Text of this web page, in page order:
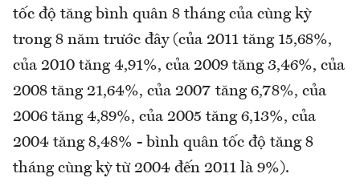
tốc độ tăng bình quân 8 tháng của cùng kỳ
trong 8 năm trước đây (của 2011 tăng 15,68%,
của 2010 tăng 4,91%, của 2009 tăng 3,46%, của
2008 tăng 21,64%, của 2007 tăng 6,78%, của
2006 tăng 4,89%, của 2005 tăng 6,13%, của
2004 tăng 8,48% - bình quân tốc độ tăng 8
tháng cùng kỳ từ 2004 đến 2011 là 9%).